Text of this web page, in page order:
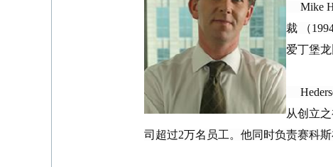
Mike
裁 （
爱丁堡
从创立
司超过2万名员工。他同时负责赛科